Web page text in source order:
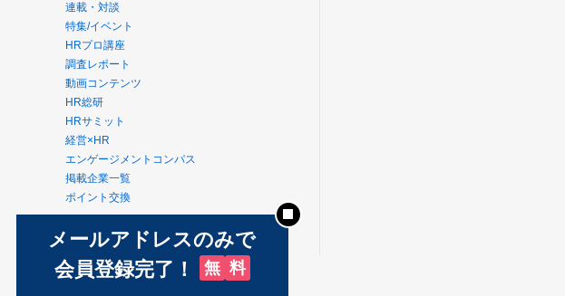
連載・対談
特集/イベント
HRプロ講座
調査レポート
動画コンテンツ
HR総研
HRサミット
経営×HR
エンゲージメントコンパス
掲載企業一覧
ポイント交換
組織・人材開発
メールアドレスのみで
会員登録完了！
無 料